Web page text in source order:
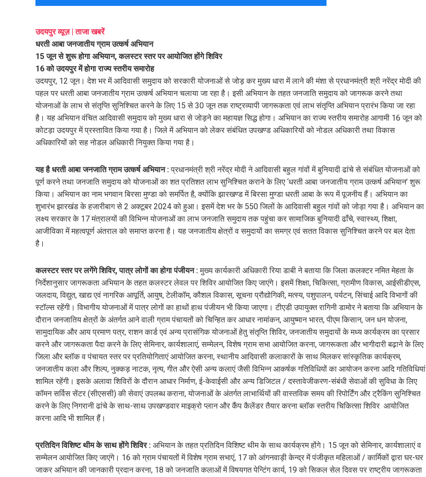
उदयपुर व्यूज़ | ताजा खबरें
धरती आबा जनजातीय ग्राम उत्कर्ष अभियान
15 जून से शुरू होगा अभियान, कलस्टर स्तर पर आयोजित होंगे शिविर
16 को उदयपुर में होगा राज्य स्तरीय समारोह
उदयपुर, 12 जून। देश भर में आदिवासी समुदाय को सरकारी योजनाओं से जोड़ कर मुख्य धारा में लाने की मंशा से प्रधानमंत्री श्री नरेंद्र मोदी की
पहल पर धरती आबा जनजातीय ग्राम उत्कर्ष अभियान चलाया जा रहा है। इसी अभियान के तहत जनजाति समुदाय को जागरूक करने तथा
योजनाओं के लाभ से संतृप्ति सुनिश्चित करने के लिए 15 से 30 जून तक राष्ट्रव्यापी जागरूकता एवं लाभ संतृप्ति अभियान प्रारंभ किया जा रहा
है। यह अभियान वंचित आदिवासी समुदाय को मुख्य धारा से जोड़ने का महायज्ञ सिद्ध होगा। अभियान का राज्य स्तरीय समारोह आगामी 16 जून को
कोटड़ा उदयपुर में प्रस्तावित किया गया है। जिले में अभियान को लेकर संबंधित उपखण्ड अधिकारियों को नोडल अधिकारी तथा विकास
अधिकारियों को सह नोडल अधिकारी नियुक्त किया गया है।
यह है धरती आबा जनजाति ग्राम उत्कर्ष अभियान :प्रधानमंत्री श्री नरेंद्र मोदी ने आदिवासी बहुल गांवों में बुनियादी ढांचे से संबंधित योजनाओं को
पूर्ण करने तथा जनजाति समुदाय को योजनाओं का शत प्रतिशत लाभ सुनिश्चित कराने के लिए ‘धरती आबा जनजातीय ग्राम उत्कर्ष अभियान’ शुरू
किया। अभियान का नाम भगवान बिरसा मुण्डा को समर्पित है, क्योंकि झारखण्ड में बिरसा मुण्डा धरती आबा के रूप में पूजनीय हैं। अभियान का
शुभारंभ झारखंड के हजारीबाग से 2 अक्टूबर 2024 को हुआ। इसमें देश भर के 550 जिलों के आदिवासी बहुल गांवों को जोड़ा गया है। अभियान का
लक्ष्य सरकार के 17 मंत्रालयों की विभिन्न योजनाओं का लाभ जनजाति समुदाय तक पहुंचा कर सामाजिक बुनियादी ढाँचे, स्वास्थ्य, शिक्षा,
आजीविका में महत्वपूर्ण अंतराल को समाप्त करना है। यह जनजातीय क्षेत्रों व समुदायों का समग्र एवं सतत विकास सुनिश्चित करने पर बल देता
है।
कलस्टर स्तर पर लगेंगे शिविर, पात्र लोगों का होगा पंजीयन :मुख्य कार्यकारी अधिकारी रिया डाबी ने बताया कि जिला कलक्टर नमित मेहता के
निर्देशानुसार जागरूकता अभियान के तहत कलस्टर लेवल पर शिविर आयोजित किए जाएंगे। इसमें शिक्षा, चिकित्सा, ग्रामीण विकास, आईसीडीएस,
जलदाय, विद्युत, खाद्य एवं नागरिक आपूर्ति, आयुष, टेलीकॉम, कौशल विकास, सूचना प्रौद्योगिकी, मत्स्य, पशुपालन, पर्यटन, सिंचाई आदि विभागों की
स्टॉल्स रहेंगी। विभागीय योजनाओं में पात्र लोगों का हाथों हाथ पंजीयन भी किया जाएगा। टीएडी उपायुक्त रागिनी डामोर ने बताया कि अभियान के
दौरान जनजातिय क्षेत्रों के अंतर्गत आने वाली ग्राम पंचायतों को चिन्हित कर आधार नामांकन, आयुष्मान भारत, पीएम किसान, जन धन योजना,
सामुदायिक और आय प्रमाण पत्र, राशन कार्ड एवं अन्य प्रासंगिक योजनाओं हेतु संतृप्ति शिविर, जनजातीय समुदायों के मध्य कार्यक्रम का प्रसार
करने और जागरूकता पैदा करने के लिए सेमिनार, कार्यशालाएं, सम्मेलन, विशेष ग्राम सभा आयोजित करना, जागरूकता और भागीदारी बढ़ाने के लिए
जिला और ब्लॉक व पंचायत स्तर पर प्रतियोगिताएं आयोजित करना, स्थानीय आदिवासी कलाकारों के साथ मिलकर सांस्कृतिक कार्यक्रम,
जनजातीय कला और शिल्प, नुक्कड़ नाटक, नृत्य, गीत और ऐसी अन्य कलाएं जैसी विभिन्न आकर्षक गतिविधियों का आयोजन करना आदि गतिविधियां
शामिल रहेंगी। इसके अलावा शिविरों के दौरान आधार निर्माण, ई-केवाईसी और अन्य डिजिटल / दस्तावेजीकरण-संबंधी सेवाओं की सुविधा के लिए
कॉमन सर्विस सेंटर (सीएससी) की सेवाएं उपलब्ध कराना, योजनाओं के अंतर्गत लाभार्थियों की वास्तविक समय की रिपोर्टिंग और ट्रैकिंग सुनिश्चित
करने के लिए निगरानी ढांचे के साथ-साथ उपखण्डवार माइक्रो प्लान और कैंप कैलेंडर तैयार करना ब्लॉक स्तरीय चिकित्सा शिविर आयोजित
करना आदि भी शामिल हैं।
प्रतिदिन विशिष्ट थीम के साथ होंगे शिविर : अभियान के तहत प्रतिदिन विशिष्ट थीम के साथ कार्यक्रम होंगे। 15 जून को सेमिनार, कार्यशालाएं व
सम्मेलन आयोजित किए जाएंगे। 16 को ग्राम पंचायतों में विशेष ग्राम सभाएं, 17 को आंगनवाड़ी केन्द्र में पंजीकृत महिलाओं / कार्मिकों द्वारा घर-घर
जाकर अभियान की जानकारी प्रदान करना, 18 को जनजाति कलाओं में विषयगत पेन्टिंग कार्य, 19 को सिकल सेल दिवस पर राष्ट्रीय जागरूकता